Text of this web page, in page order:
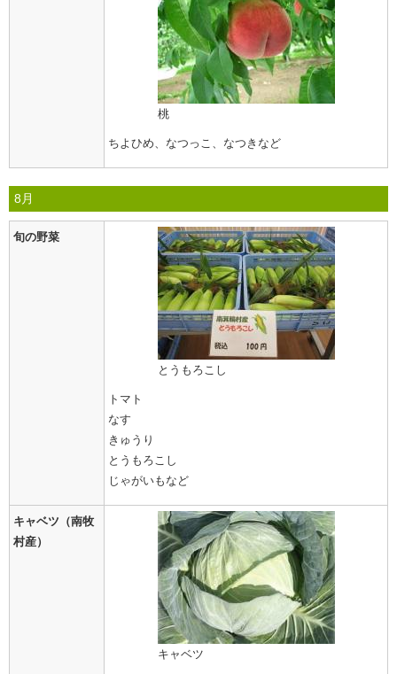
桃
ちよひめ、なつっこ、なつきなど
8月
旬の野菜
とうもろこし
トマト
なす
きゅうり
とうもろこし
じゃがいもなど
キャベツ（南牧
村産）
キャベツ